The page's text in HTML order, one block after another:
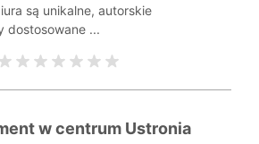
są unikalne, autorskie
dostosowane ...
w centrum Ustronia